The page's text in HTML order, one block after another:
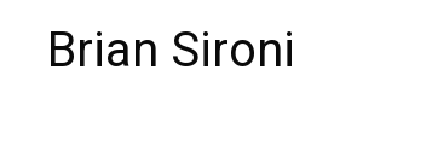
Brian Sironi